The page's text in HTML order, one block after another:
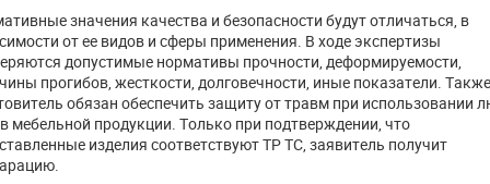
значения качества и безопасности будут отличаться, в
от ее видов и сферы применения. В ходе экспертизы
допустимые нормативы прочности, деформируемости,
прогибов, жесткости, долговечности, иные показатели. Также
обязан обеспечить защиту от травм при использовании
мебельной продукции. Только при подтверждении, что
изделия соответствуют ТР ТС, заявитель получит